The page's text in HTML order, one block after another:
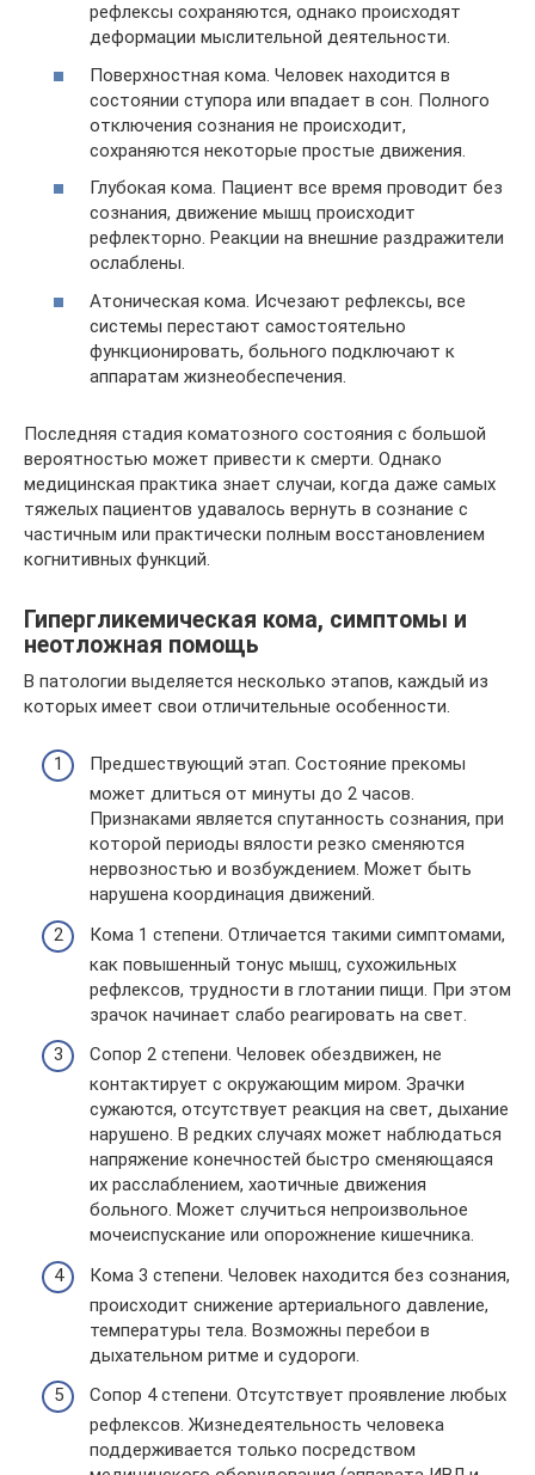
рефлексы сохраняются, однако происходят
деформации мыслительной деятельности.
Поверхностная кома. Человек находится в
состоянии ступора или впадает в сон. Полного
отключения сознания не происходит,
сохраняются некоторые простые движения.
Глубокая кома. Пациент все время проводит без
сознания, движение мышц происходит
рефлекторно. Реакции на внешние раздражители
ослаблены.
Атоническая кома. Исчезают рефлексы, все
системы перестают самостоятельно
функционировать, больного подключают к
аппаратам жизнеобеспечения.
Последняя стадия коматозного состояния с большой
вероятностью может привести к смерти. Однако
медицинская практика знает случаи, когда даже самых
тяжелых пациентов удавалось вернуть в сознание с
частичным или практически полным восстановлением
когнитивных функций.
Гипергликемическая кома, симптомы и
неотложная помощь
В патологии выделяется несколько этапов, каждый из
которых имеет свои отличительные особенности.
Предшествующий этап. Состояние прекомы
может длиться от минуты до 2 часов.
Признаками является спутанность сознания, при
которой периоды вялости резко сменяются
нервозностью и возбуждением. Может быть
нарушена координация движений.
Кома 1 степени. Отличается такими симптомами,
как повышенный тонус мышц, сухожильных
рефлексов, трудности в глотании пищи. При этом
зрачок начинает слабо реагировать на свет.
Сопор 2 степени. Человек обездвижен, не
контактирует с окружающим миром. Зрачки
сужаются, отсутствует реакция на свет, дыхание
нарушено. В редких случаях может наблюдаться
напряжение конечностей быстро сменяющаяся
их расслаблением, хаотичные движения
больного. Может случиться непроизвольное
мочеиспускание или опорожнение кишечника.
Кома 3 степени. Человек находится без сознания,
происходит снижение артериального давление,
температуры тела. Возможны перебои в
дыхательном ритме и судороги.
Сопор 4 степени. Отсутствует проявление любых
рефлексов. Жизнедеятельность человека
поддерживается только посредством